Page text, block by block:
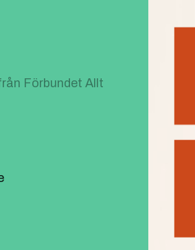
Förbundet Allt